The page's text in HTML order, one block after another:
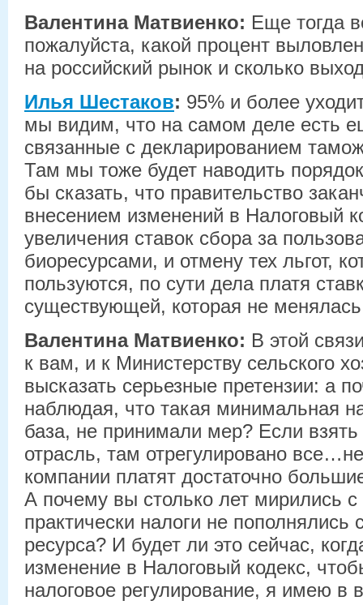
Валентина Матвиенко: Еще тогда
пожалуйста, какой процент
на российский рынок и сколько
Илья Шестаков: 95% и более
мы видим, что на самом деле есть
связанные с декларированием
Там мы тоже будет наводить
бы сказать, что правительство
внесением изменений в Налоговый
увеличения ставок сбора за
биоресурсами, и отмену тех льгот,
пользуются, по сути дела платя
существующей, которая не
Валентина Матвиенко: В этой
к вам, и к Министерству сельского
высказать серьезные претензии: а
наблюдая, что такая минимальная
база, не принимали мер? Если
отрасль, там отрегулировано
компании платят достаточно
А почему вы столько лет мирились с
практически налоги не пополнялись
ресурса? И будет ли это сейчас,
изменение в Налоговый кодекс,
налоговое регулирование, я имею в